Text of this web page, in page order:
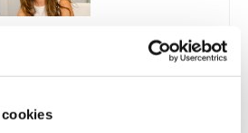
Rodríguez Vílchez
Rodríguez Centro de